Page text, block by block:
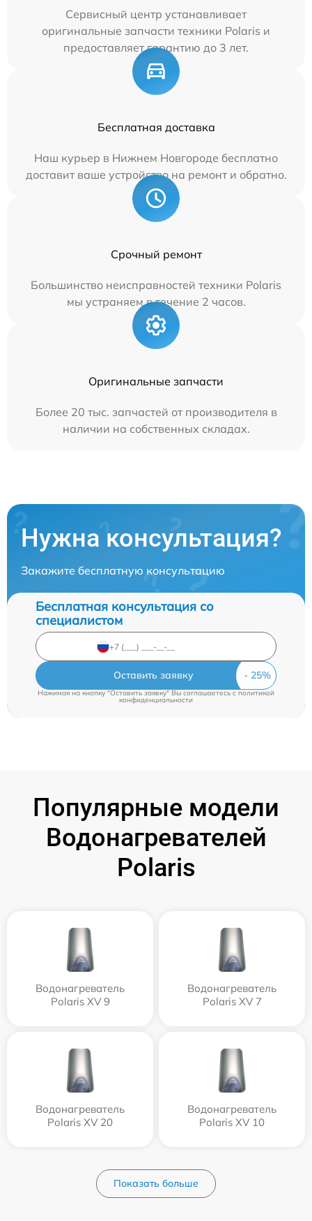
Сервисный центр устанавливает
оригинальные запчасти техники Polaris и
предоставляет гарантию до 3 лет.
Бесплатная доставка
Наш курьер в Нижнем Новгороде бесплатно
доставит ваше устройство на ремонт и обратно.
Срочный ремонт
Большинство неисправностей техники Polaris
мы устраняем в течение 2 часов.
Оригинальные запчасти
Более 20 тыс. запчастей от производителя в
наличии на собственных складах.
Нужна консультация?
Закажите бесплатную консультацию
Бесплатная консультация со
специалистом
Оставить заявку
Нажимая на кнопку "Оставить заявку" Вы соглашаетесь cполитикой
конфиденциальности
Популярные модели
Водонагревателей
Polaris
Водонагреватель
Polaris XV 9
Водонагреватель
Polaris XV 7
Водонагреватель
Polaris XV 20
Водонагреватель
Polaris XV 10
Показать больше